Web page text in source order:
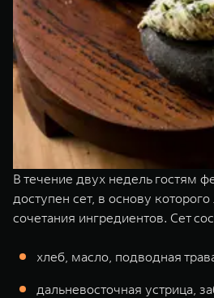
В течение двух недель гостям
доступен сет, в основу
сочетания ингредиентов. Сет
хлеб, масло, подводная
дальневосточная устрица,